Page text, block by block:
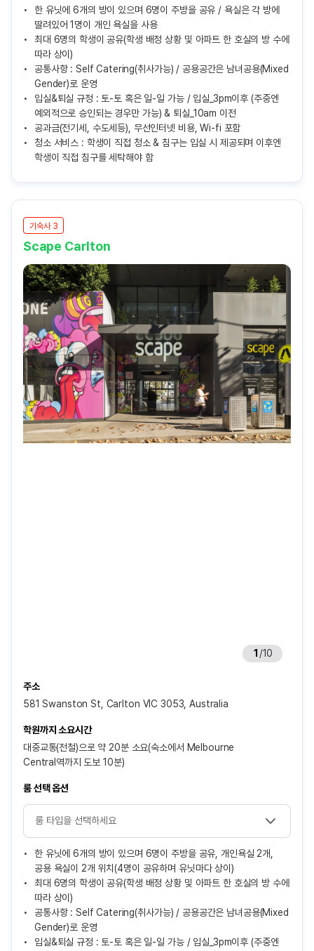
한 유닛에 6개의 방이 있으며 6명이 주방을 공유 / 욕실은 각 방에
딸려있어 1명이 개인 욕실을 사용
최대 6명의 학생이 공유(학생 배정 상황 및 아파트 한 호실의 방 수에
따라 상이)
공통사항 : Self Catering(취사가능) / 공용공간은 남녀공용(Mixed
Gender)로 운영
입실&퇴실 규정 : 토-토 혹은 일-일 가능 / 입실_3pm이후 (주중엔
예외적으로 승인되는 경우만 가능) & 퇴실_10am 이전
공과금(전기세, 수도세등), 무선인터넷 비용, Wi-fi 포함
청소 서비스 : 학생이 직접 청소 & 침구는 입실 시 제공되며 이후엔
학생이 직접 침구를 세탁해야 함
기숙사 3
Scape Carlton
1 /10
주소
581 Swanston St, Carlton VIC 3053, Australia
학원까지 소요시간
대중교통(전철)으로 약 20분 소요(숙소에서 Melbourne
Central역까지 도보 10분)
룸 선택 옵션
한 유닛에 6개의 방이 있으며 6명이 주방을 공유, 개인욕실 2개,
공용 욕실이 2개 위치(4명이 공유하며 유닛마다 상이)
최대 6명의 학생이 공유(학생 배정 상황 및 아파트 한 호실의 방 수에
따라 상이)
공통사항 : Self Catering(취사가능) / 공용공간은 남녀공용(Mixed
Gender)로 운영
입실&퇴실 규정 : 토-토 혹은 일-일 가능 / 입실_3pm이후 (주중엔